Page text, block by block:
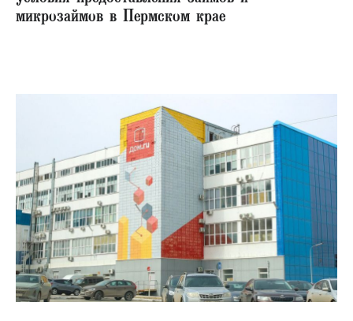
микрозаймов в Пермском крае